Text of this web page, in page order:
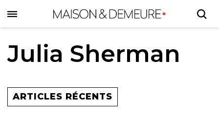
to
main
content
Julia Sherman
ARTICLES RÉCENTS